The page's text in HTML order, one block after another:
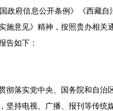
政府信息公开条例》《西藏
施意见》精神，按照贵办相关
告如下：
彻落实党中央、国务院和自
坚持电视、广播、报刊等传